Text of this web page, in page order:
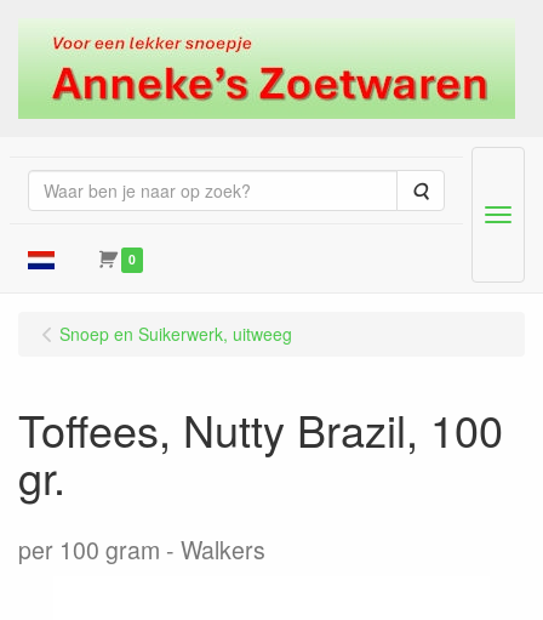
Zoeken
0
Menu
Snoep en Suikerwerk, uitweeg
Toffees, Nutty Brazil, 100
gr.
per 100 gram Walkers